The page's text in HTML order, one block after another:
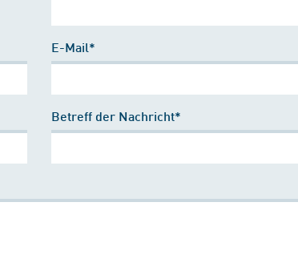
E-Mail*
Betreff der Nachricht*